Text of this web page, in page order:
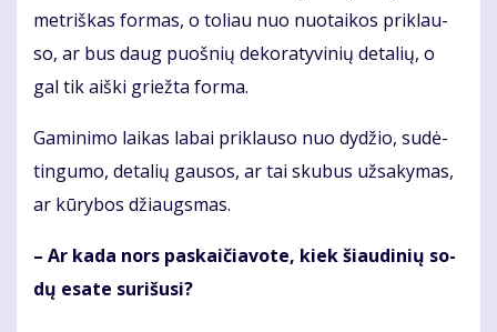
met­riš­kas for­mas, o to­liau nuo nuo­tai­kos pri­klau­
so, ar bus daug puoš­nių de­ko­ra­ty­vi­nių de­ta­lių, o
gal tik aiš­ki griež­ta for­ma.
Ga­mi­ni­mo lai­kas la­bai pri­klau­so nuo dy­džio, su­dė­
tin­gu­mo, de­ta­lių gau­sos, ar tai sku­bus už­sa­ky­mas,
ar kū­ry­bos džiaugs­mas.
– Ar ka­da nors pa­skai­čia­vo­te, kiek šiau­di­nių so­
dų esa­te su­ri­šu­si?